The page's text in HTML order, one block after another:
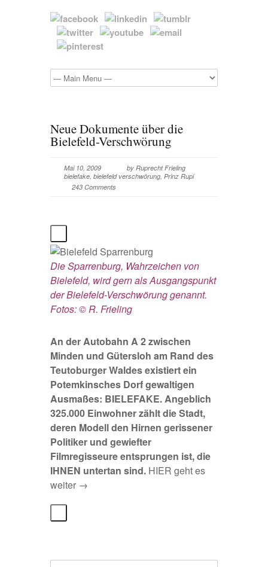
Neue Dokumente über die
Bielefeld-Verschwörung
Mai 10, 2009 by Ruprecht Frieling
bielefake, bielefeld verschwörung, Prinz Rupi
243 Comments
Die Sparrenburg, Wahrzeichen von
Bielefeld, wird gern als Ausgangspunkt
der Bielefeld-Verschwörung genannt.
Fotos: © R. Frieling
An der Autobahn A 2 zwischen
Minden und Gütersloh am Rand des
Teutoburger Waldes existiert ein
Potemkinsches Dorf gewaltigen
Ausmaßes: BIELEFAKE. Angeblich
325.000 Einwohner zählt die Stadt,
deren Modell den Hirnen gerissener
Politiker und gewiefter
Filmregisseure entsprungen ist, die
IHNEN untertan sind. HIER geht es
weiter →